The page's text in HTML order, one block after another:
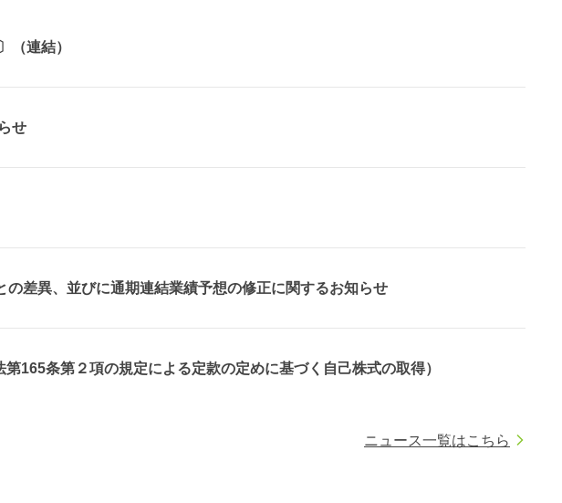
（連結）
せ
差異、並びに通期連結業績予想の修正に関するお知らせ
165条第２項の規定による定款の定めに基づく自己株式の取得）
ニュース一覧はこちら